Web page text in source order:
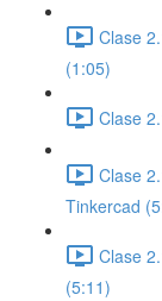
Clase
(1:05)
Clase
Clase
Tinkercad
Clase
(5:11)